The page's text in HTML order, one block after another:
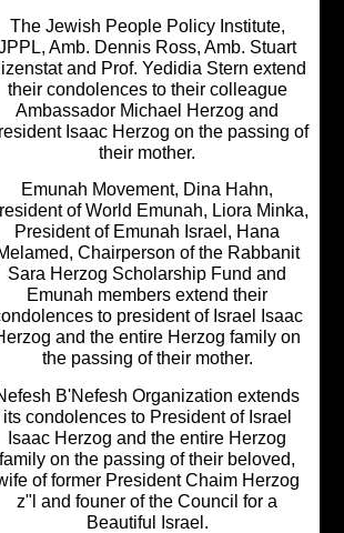
The Jewish People Policy Institute,
JPPL, Amb. Dennis Ross, Amb.
Eizenstat and Prof. Yedidia Stern
their condolences to their colleague
Ambassador Michael Herzog and
President Isaac Herzog on the
their mother.
Emunah Movement, Dina Hahn,
President of World Emunah, Liora
President of Emunah Israel, Hana
Melamed, Chairperson of the
Sara Herzog Scholarship Fund and
Emunah members extend their
condolences to president of Israel
Herzog and the entire Herzog family
the passing of their mother.
Nefesh B'Nefesh Organization
its condolences to President of
Isaac Herzog and the entire Herzog
family on the passing of their
wife of former President Chaim
z"l and founer of the Council for a
Beautiful Israel.